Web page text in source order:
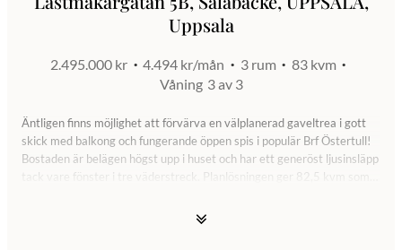
Uppsala
2.495.000 kr 4.494 kr/mån 3 rum
83 kvm
Våning 3 av 3
Äntligen finns möjlighet att förvärva en välplanerad gaveltrea i gott
skick med balkong och fungerande öppen spis i populär Brf Östertull!
Bostaden är belägen högst upp i huset och har ett generöst ljusinsläpp
tack vare fönster i tre väderstreck. Planlösningen ger 82,5 kvm som
skjutdörrsgarderob, luftigt kök med integrerad tvättmaskin, infällda